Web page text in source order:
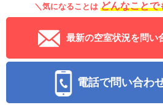
＼気になることは どんなことで
最新の空室状況を問い
電話で問い合わ